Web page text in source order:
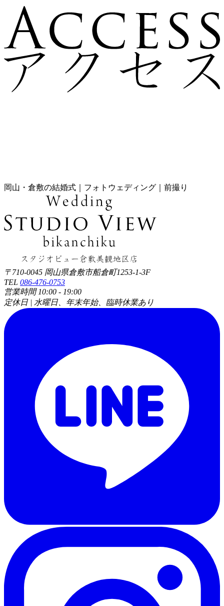
岡山・倉敷の結婚式｜フォトウェディング｜前撮り
〒710-0045 岡山県倉敷市船倉町1253-1-3F
TEL 086-476-0753
営業時間 10:00 - 19:00
定休日 | 水曜日、年末年始、臨時休業あり